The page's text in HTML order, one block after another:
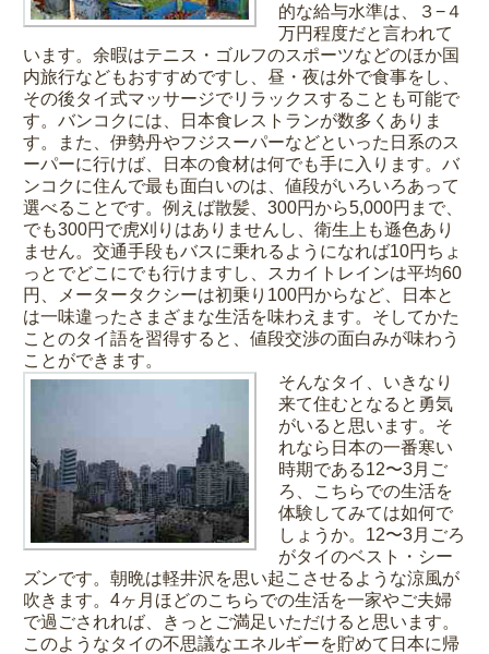
的な給与水準は、３−４
万円程度だと言われて
います。余暇はテニス・ゴルフのスポーツなどのほか国
内旅行などもおすすめですし、昼・夜は外で食事をし、
その後タイ式マッサージでリラックスすることも可能で
す。バンコクには、日本食レストランが数多くありま
す。また、伊勢丹やフジスーパーなどといった日系のス
ーパーに行けば、日本の食材は何でも手に入ります。バ
ンコクに住んで最も面白いのは、値段がいろいろあって
選べることです。例えば散髪、300円から5,000円まで、
でも300円で虎刈りはありませんし、衛生上も遜色あり
ません。交通手段もバスに乗れるようになれば10円ちょ
っとでどこにでも行けますし、スカイトレインは平均60
円、メータータクシーは初乗り100円からなど、日本と
は一味違ったさまざまな生活を味わえます。そしてかた
ことのタイ語を習得すると、値段交渉の面白みが味わう
ことができます。
そんなタイ、いきなり
来て住むとなると勇気
がいると思います。そ
れなら日本の一番寒い
時期である12〜3月ご
ろ、こちらでの生活を
体験してみては如何で
しょうか。12〜3月ごろ
がタイのベスト・シー
ズンです。朝晩は軽井沢を思い起こさせるような涼風が
吹きます。4ヶ月ほどのこちらでの生活を一家やご夫婦
で過ごされれば、きっとご満足いただけると思います。
このようなタイの不思議なエネルギーを貯めて日本に帰